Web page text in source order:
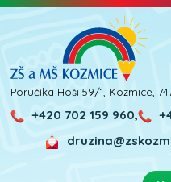
Poručíka Hoši 59/1, Kozmice, 747
+420 702 159 960,